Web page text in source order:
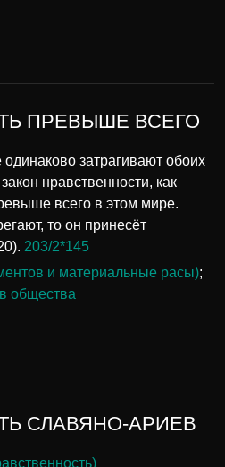
ПРЕВЫШЕ ВСЕГО
одинаково затрагивают обоих
нравственности, как
всего в этом мире.
то он принесёт
203/2*145
и материальные расы);
общества
СЛАВЯНО-АРИЕВ